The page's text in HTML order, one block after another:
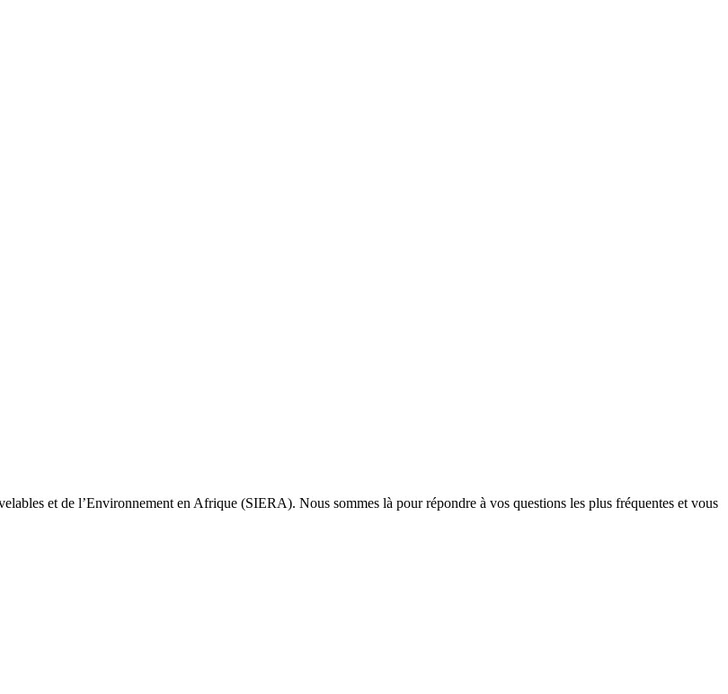
et de l’Environnement en Afrique (SIERA). Nous sommes là pour répondre à vos questions les plus fréquentes et vous